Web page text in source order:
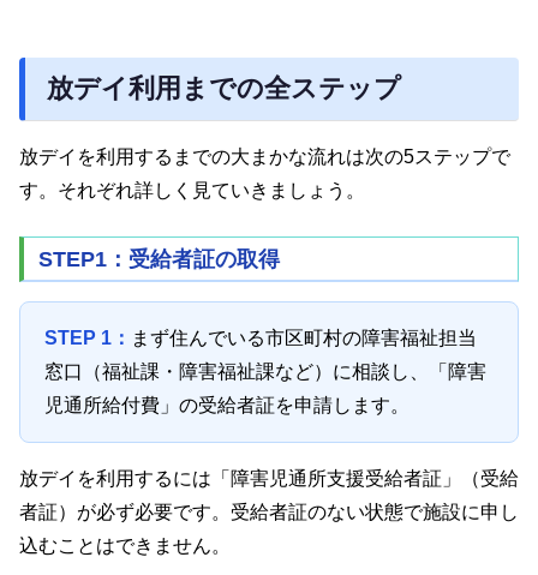
放デイ利用までの全ステップ
放デイを利用するまでの大まかな流れは次の5ステップで
す。それぞれ詳しく見ていきましょう。
STEP1：受給者証の取得
STEP 1： まず住んでいる市区町村の障害福祉担当
窓口（福祉課・障害福祉課など）に相談し、「障害
児通所給付費」の受給者証を申請します。
放デイを利用するには「障害児通所支援受給者証」（受給
者証）が必ず必要です。受給者証のない状態で施設に申し
込むことはできません。